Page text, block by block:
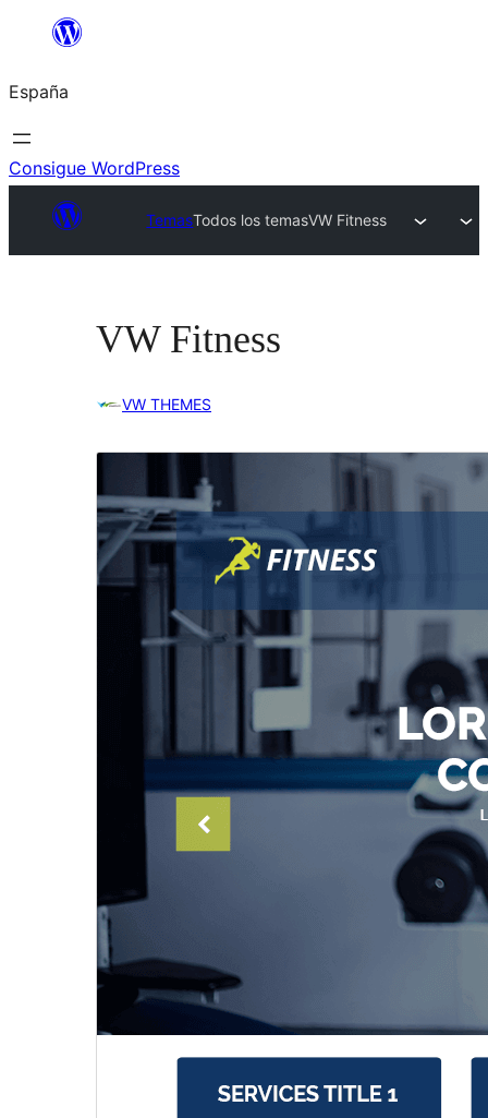
Saltar
contenido
España
Consigue WordPress
TemasTodos los temasVW Fitness
VW Fitness
VW THEMES